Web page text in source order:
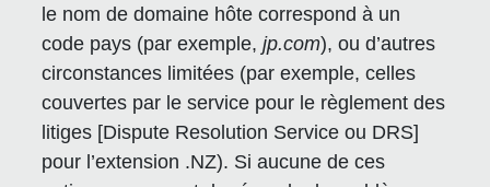
le nom de domaine hôte correspond à un
code pays (par exemple,jp.com), ou d’autres
circonstances limitées (par exemple, celles
couvertes par le service pour le règlement des
litiges [Dispute Resolution Service ou DRS]
pour l’extension .NZ). Si aucune de ces